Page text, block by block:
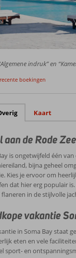
indruk” en
boekingen
Kaart
aan de Rode
is ongetwijfeld één
bijna geheel
Kies je ervoor om
dat hier erg populair
in de stijlvolle
vakantie
in Soma Bay staat
eten en vele
sport- en